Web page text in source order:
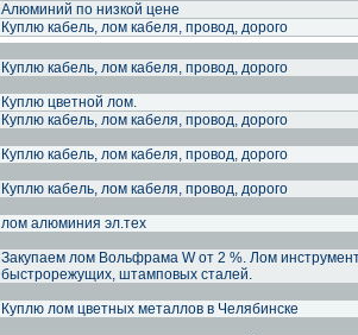
Алюминий по низкой цене
Куплю кабель, лом кабеля, провод, дoрого
Куплю кабель, лом кабеля, провод, дoрого
Куплю цветной лом.
Куплю кабель, лом кабеля, провод, дoрого
Куплю кабель, лом кабеля, провод, дoрого
Куплю кабель, лом кабеля, провод, дoрого
лом алюминия эл.тех
Закупаем лом Вольфрама W от 2 %. Лом
быстрорежущих, штамповых сталей.
Куплю лом цветных металлов в Челябинске